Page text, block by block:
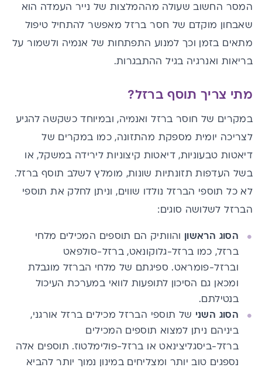
המסר החשוב שעולה מההמלצות של נייר העמדה הוא
שאבחון מוקדם של חסר ברזל מאפשר להתחיל טיפול
מתאים בזמן וכך למנוע התפתחות של אנמיה ולשמור על
בריאות ואנרגיה בגיל ההתבגרות.
מתי צריך תוסף ברזל?
במקרים של חוסר ברזל ואנמיה, ובמיוחד כשקשה להגיע
לצריכה יומית מספקת מהתזונה, כמו במקרים של
דיאטות טבעוניות, דיאטות קיצוניות לירידה במשקל, או
בשל העדפות תזונתיות שונות, מומלץ לשלב תוסף ברזל.
לא כל תוספי הברזל נולדו שווים, וניתן לחלק את תוספי
הברזל לשלושה סוגים:
הסוג הראשון והוותיק הם תוספים המכילים מלחי
ברזל, כמו ברזל-גלוקונאט, ברזל-סולפאט
וברזל-פומראט. ספיגתם של מלחי הברזל מוגבלת
ומכאן גם הסיכון לתופעות לוואי במערכת העיכול
בנטילתם.
הסוג השני של תוספי הברזל מכילים ברזל אורגני,
ביניהם ניתן למצוא תוספים המכילים
ברזל-ביסגליצינאט או ברזל-פולימלטוז. תוספים אלה
נספגים טוב יותר ומצליחים במינון נמוך יותר להביא